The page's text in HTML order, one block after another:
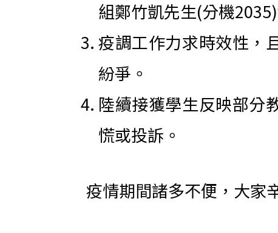
組鄭竹凱先生(分機
疫調工作力求時效性，
紛爭。
陸續接獲學生反映部分
慌或投訴。
疫情期間諸多不便，大家